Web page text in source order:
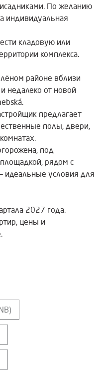
По желанию
индивидуальная
кладовую или
комплекса.
районе вблизи
недалеко от новой
предлагает
полы, двери,
под
рядом с
идеальные условия для
2027 года.
цены и